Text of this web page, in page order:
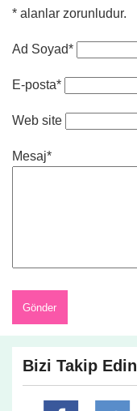
* alanlar zorunludur.
Ad Soyad*
E-posta*
Web site
Mesaj*
Bizi Takip Edin